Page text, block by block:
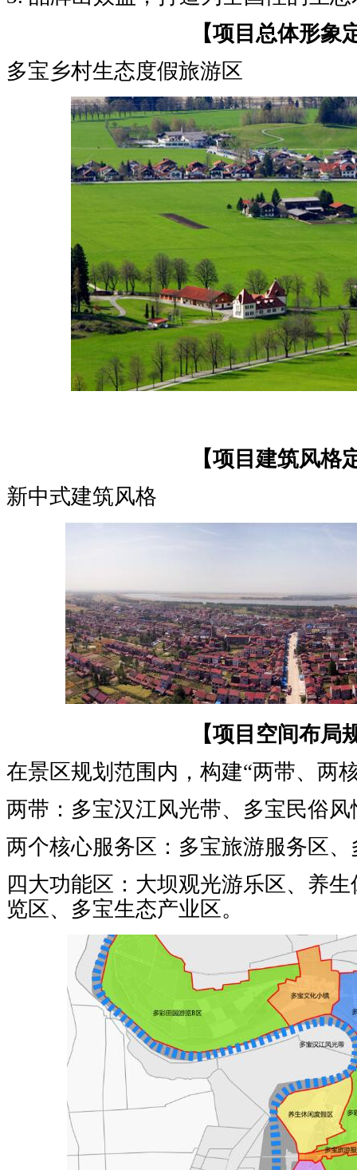
【项目总体形象
多宝乡村生态度假旅游区
【项目建筑风格
新中式建筑风格
【项目空间布局
在景区规划范围内，构建“两带、两
两带：多宝汉江风光带、多宝民俗风
两个核心服务区：多宝旅游服务区
四大功能区：大坝观光游乐区、养
览区、多宝生态产业区。